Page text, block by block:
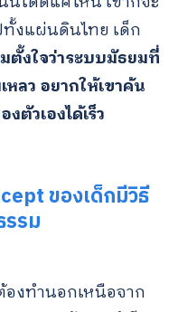
งแผ่นดินไทย เด็ก
ตั้งใจว่าระบบมัธยมที่
ลว อยากให้เขาค้น
ตัวเองได้เร็ว
ของเด็กมีวิธี
รรม
องทำนอกเหนือจาก